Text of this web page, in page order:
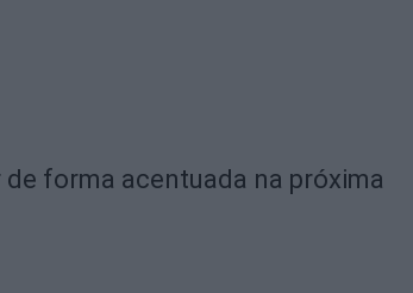
forma acentuada na próxima